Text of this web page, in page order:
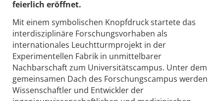
feierlich eröffnet.
Mit einem symbolischen Knopfdruck startete das
interdisziplinäre Forschungsvorhaben als
internationales Leuchtturmprojekt in der
Experimentellen Fabrik in unmittelbarer
Nachbarschaft zum Universitätscampus. Unter dem
gemeinsamen Dach des Forschungscampus werden
Wissenschaftler und Entwickler der